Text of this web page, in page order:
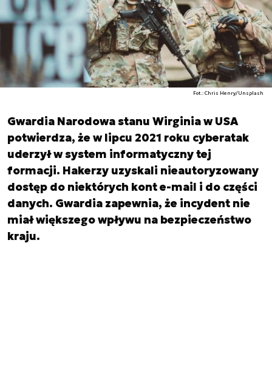
Fot.: Chris Henry/Unsplash
Gwardia Narodowa stanu Wirginia w USA
potwierdza, że w lipcu 2021 roku cyberatak
uderzył w system informatyczny tej
formacji. Hakerzy uzyskali nieautoryzowany
dostęp do niektórych kont e-mail i do części
danych. Gwardia zapewnia, że incydent nie
miał większego wpływu na bezpieczeństwo
kraju.